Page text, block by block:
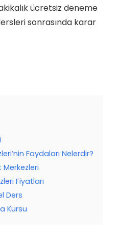
ücretsiz deneme
sonrasında karar
Faydaları Nelerdir?
Fiyatları
Ders
Kursu